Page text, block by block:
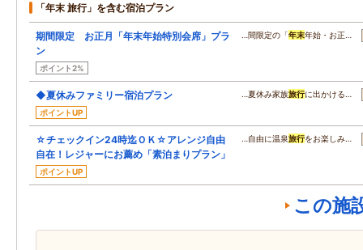
「年末 旅行」を含む宿泊プラン
期間限定 お正月「年末年始特別会席」プラ
ン
ポイント2%
…間限定の「年末年始・お正…
◆夏休みファミリー宿泊プラン
ポイントUP
…夏休み家族旅行に出かける…
☆チェックイン24時迄ＯＫ☆アレンジ自由
自在！レジャーにお薦め「素泊まりプラン」
ポイントUP
…自由に温泉旅行をお楽しみ…
この施